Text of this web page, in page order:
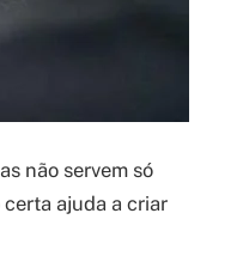
não servem só
certa ajuda a criar